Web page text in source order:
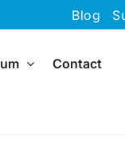
Blog
Contact